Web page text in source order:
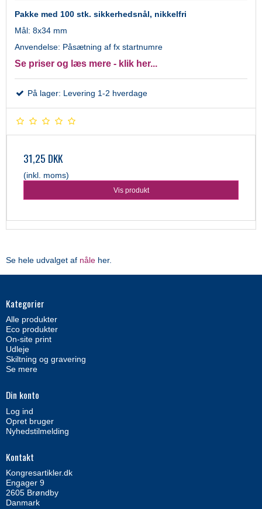
Pakke med 100 stk. sikkerhedsnål, nikkelfri
Mål: 8x34 mm
Anvendelse: Påsætning af fx startnumre
Se priser og læs mere - klik her...
På lager: Levering 1-2 hverdage
31,25 DKK
(inkl. moms)
Vis produkt
Se hele udvalget af nåle her.
Kategorier
Alle produkter
Eco produkter
On-site print
Udleje
Skiltning og gravering
Se mere
Din konto
Log ind
Opret bruger
Nyhedstilmelding
Kontakt
Kongresartikler.dk
Engager 9
2605 Brøndby
Danmark